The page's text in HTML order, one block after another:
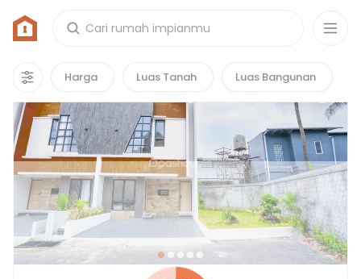
Harga Luas Tanah Luas Bangunan
Rumah di Narafa Residence
1properti